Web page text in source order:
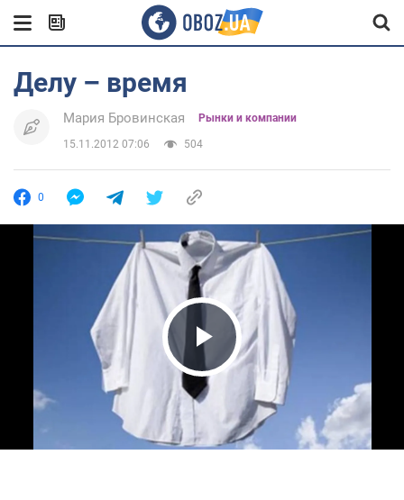
Делу – время
Мария Бровинская Рынки и компании
15.11.2012 07:06 504
0
Play Video